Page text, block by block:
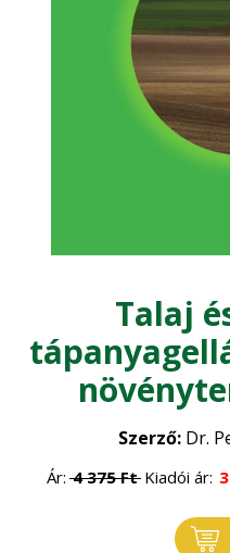
Zöldségtermesztés
Gyümölcstermesztés
Dísznövénykertészet
Mezőgazdasági építészet
Mezőgazdasági gépesítés
Növényvédelem
Szántóföldi
Szőlészet - Borászat
Vadgazdálkodás -
Talaj
Szerző: Dr.
Ár: 4 375Ft Kiadói ár: